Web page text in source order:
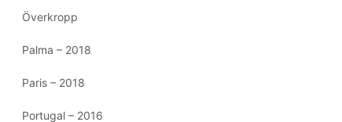
Överkropp
Palma – 2018
Paris – 2018
Portugal – 2016